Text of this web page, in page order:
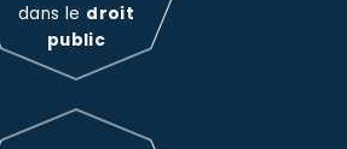
dans le droit
public